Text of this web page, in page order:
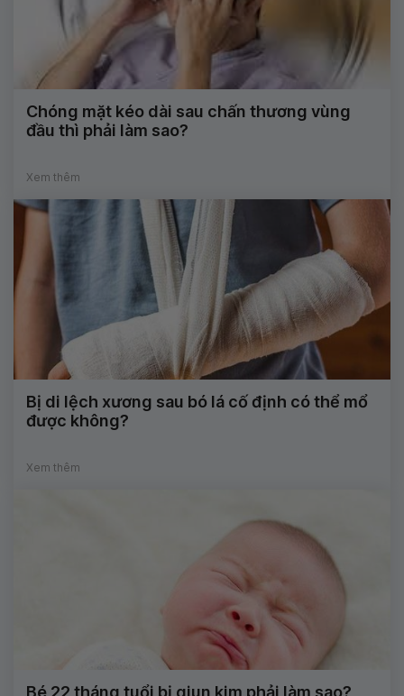
Chóng mặt kéo dài sau chấn thương vùng
đầu thì phải làm sao?
Xem thêm
Bị di lệch xương sau bó lá cố định có thể mổ
được không?
Xem thêm
Bé 22 tháng tuổi bị giun kim phải làm sao?